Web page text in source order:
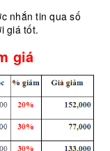
nhắn tin qua số
giá tốt.
giá